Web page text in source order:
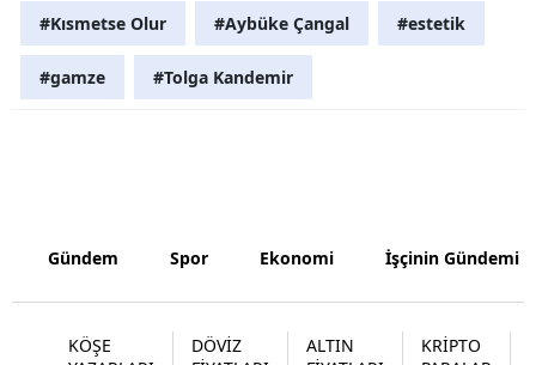
Mardin
Ordu
Rize
Sakarya
#Kısmetse Olur #Aybüke Çangal #estetik
#gamze #Tolga Kandemir
Gündem Spor Ekonomi İşçinin Gündemi
KÖŞE
DÖVİZ
ALTIN
KRİPTO